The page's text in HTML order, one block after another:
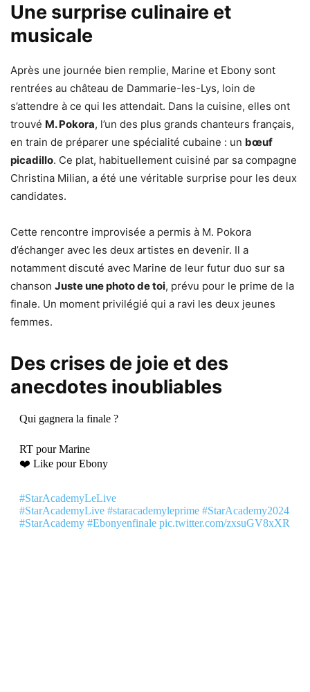
Une surprise culinaire et
musicale
Après une journée bien remplie, Marine et Ebony sont
rentrées au château de Dammarie-les-Lys, loin de
s’attendre à ce qui les attendait. Dans la cuisine, elles ont
trouvé M. Pokora, l’un des plus grands chanteurs français,
en train de préparer une spécialité cubaine : un bœuf
picadillo. Ce plat, habituellement cuisiné par sa compagne
Christina Milian, a été une véritable surprise pour les deux
candidates.
Cette rencontre improvisée a permis à M. Pokora
d’échanger avec les deux artistes en devenir. Il a
notamment discuté avec Marine de leur futur duo sur sa
chanson Juste une photo de toi, prévu pour le prime de la
finale. Un moment privilégié qui a ravi les deux jeunes
femmes.
Des crises de joie et des
anecdotes inoubliables
Qui gagnera la finale ?
RT pour Marine
❤️ Like pour Ebony
#StarAcademyLeLive
#StarAcademyLive #staracademyleprime #StarAcademy2024
#StarAcademy #Ebonyenfinale pic.twitter.com/zxsuGV8xXR